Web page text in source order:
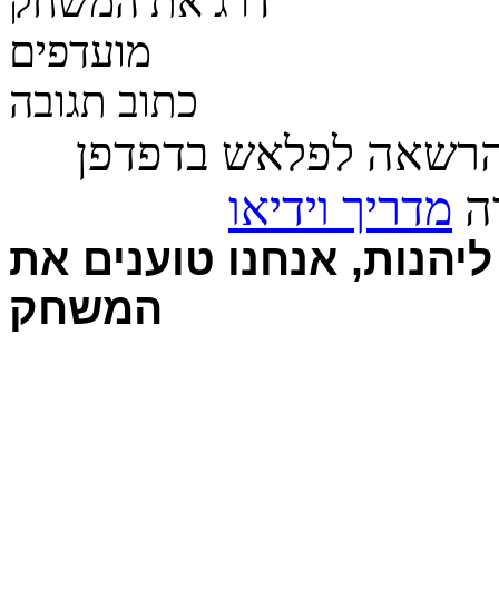
מועדפים
כתוב תגובה
לפלאש בדפדפן
מדריך וידיאו
אנחנו טוענים את
המשחק